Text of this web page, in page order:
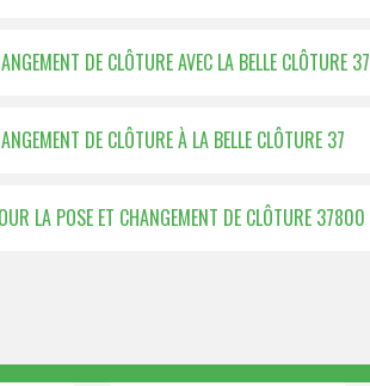
DE CLÔTURE AVEC LA BELLE CLÔTURE 37
DE CLÔTURE À LA BELLE CLÔTURE 37
LA POSE ET CHANGEMENT DE CLÔTURE 37800